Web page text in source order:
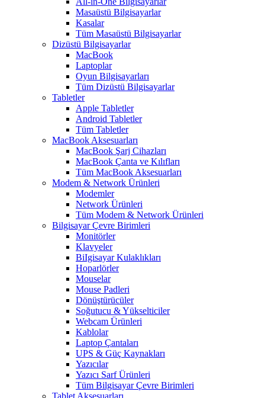
Masaüstü Bilgisayarlar
Kasalar
Tüm Masaüstü Bilgisayarlar
Dizüstü Bilgisayarlar
MacBook
Laptoplar
Oyun Bilgisayarları
Tüm Dizüstü Bilgisayarlar
Tabletler
Apple Tabletler
Android Tabletler
Tüm Tabletler
MacBook Aksesuarları
MacBook Şarj Cihazları
MacBook Çanta ve Kılıfları
Tüm MacBook Aksesuarları
Modem & Network Ürünleri
Modemler
Network Ürünleri
Tüm Modem & Network Ürünleri
Bilgisayar Çevre Birimleri
Monitörler
Klavyeler
BiIgisayar Kulaklıkları
Hoparlörler
Mouselar
Mouse Padleri
Dönüştürücüler
Soğutucu & Yükselticiler
Webcam Ürünleri
Kablolar
Laptop Çantaları
UPS & Güç Kaynakları
Yazıcılar
Yazıcı Sarf Ürünleri
Tüm Bilgisayar Çevre Birimleri
Tablet Aksesuarları